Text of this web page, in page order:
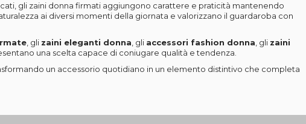
gli zaini donna firmati aggiungono carattere e praticità mantenendo
ai diversi momenti della giornata e valorizzano il guardaroba con
, gli zaini eleganti donna , gli accessori fashion donna , gli zaini
una scelta capace di coniugare qualità e tendenza.
un accessorio quotidiano in un elemento distintivo che completa